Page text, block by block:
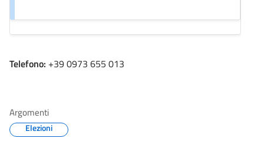
Telefono: +39 0973 655 013
Argomenti
Elezioni